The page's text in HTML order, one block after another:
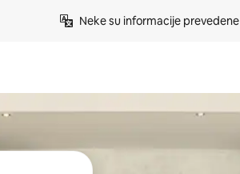
Neke su informacije